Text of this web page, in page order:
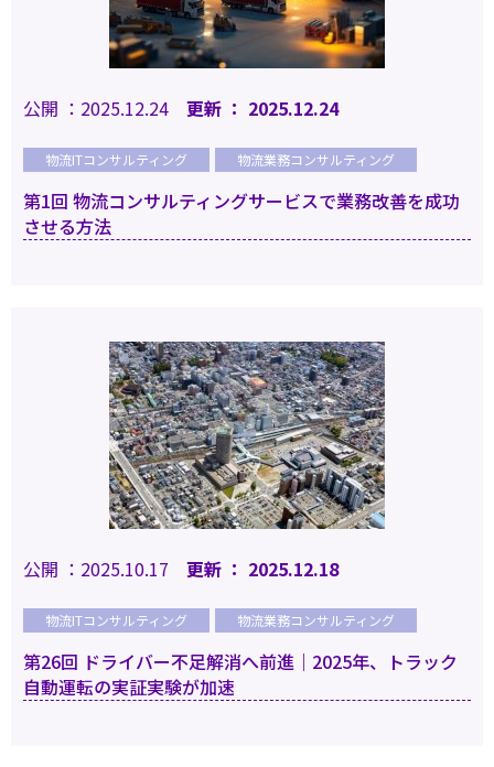
公開 ：2025.12.24 更新 ： 2025.12.24
物流ITコンサルティング 物流業務コンサルティング
第1回 物流コンサルティングサービスで業務改善を成功
させる方法
公開 ：2025.10.17 更新 ： 2025.12.18
物流ITコンサルティング 物流業務コンサルティング
第26回 ドライバー不足解消へ前進｜2025年、トラック
自動運転の実証実験が加速